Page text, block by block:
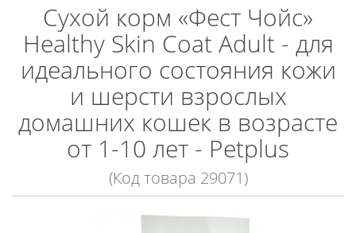
Сухой корм «Фест Чойс»
Healthy Skin Coat Adult - для
идеального состояния кожи
и шерсти взрослых
домашних кошек в возрасте
от 1-10 лет - Petplus
(Код товара 29071)